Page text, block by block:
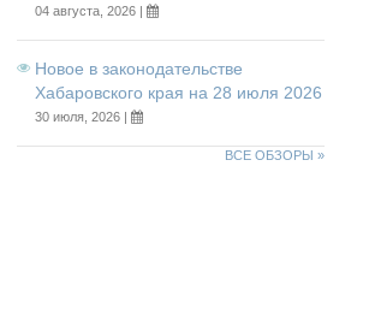
04 августа, 2026 |
Новое в законодательстве
Хабаровского края на 28 июля 2026
30 июля, 2026 |
ВСЕ ОБЗОРЫ »